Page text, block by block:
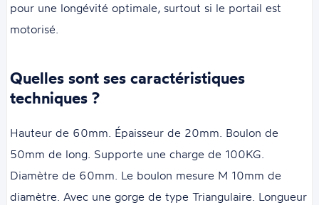
pour une longévité optimale, surtout si le portail est
motorisé.
Quelles sont ses caractéristiques
techniques ?
Hauteur de 60mm. Épaisseur de 20mm. Boulon de
50mm de long. Supporte une charge de 100KG.
Diamètre de 60mm. Le boulon mesure M 10mm de
diamètre. Avec une gorge de type Triangulaire. Longueur